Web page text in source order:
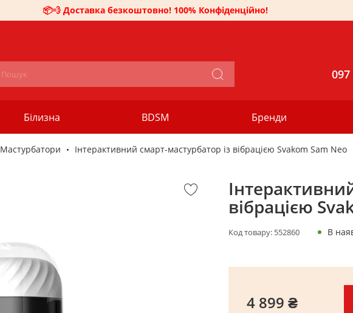
📦💨 Доставка безкоштовно! 100% Конфіденційно!
097
Білизна BDSM Бренди
Мастурбатори Інтерактивний смарт-мастурбатор із вібрацією Svakom Sam Neo
вібрацією
Код товару: 552860 В
4 899 ₴